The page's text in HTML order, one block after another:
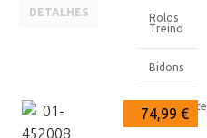
DETALHES
130,00 €
89,99 €
74,99 €
Rolos
Treino
Bidons
Transporte